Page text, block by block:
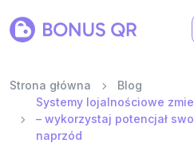
Strona główna
Blog
Systemy lojalnościowe
– wykorzystaj potencjał
naprzód